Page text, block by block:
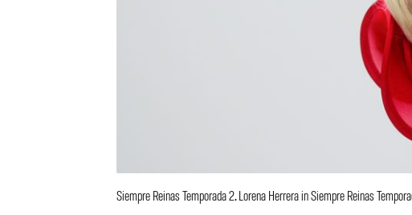
Siempre Reinas Temporada 2. Lorena Herrera in Siempre Reinas